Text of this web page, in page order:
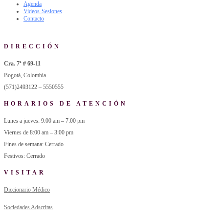
Agenda
Videos-Sesiones
Contacto
DIRECCIÓN
Cra. 7ª # 69-11
Bogotá, Colombia
(571)2493122 – 5550555
HORARIOS DE ATENCIÓN
Lunes a jueves: 9:00 am – 7:00 pm
Viernes de 8:00 am – 3:00 pm
Fines de semana: Cerrado
Festivos: Cerrado
VISITAR
Diccionario Médico
Sociedades Adscritas